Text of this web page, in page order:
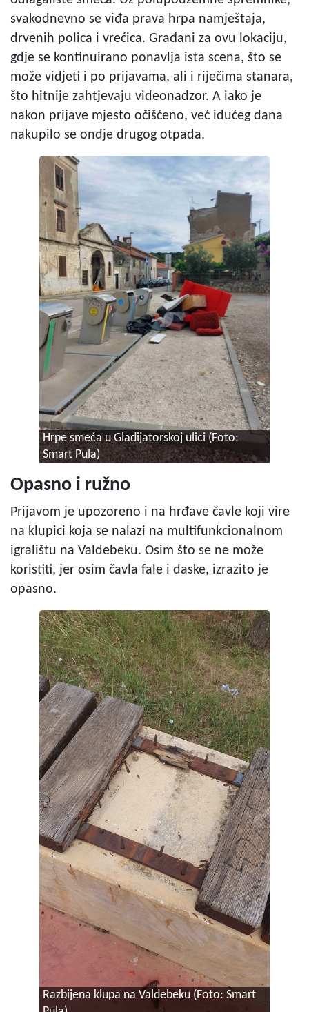
svakodnevno se viđa prava hrpa namještaja,
drvenih polica i vrećica. Građani za ovu lokaciju,
gdje se kontinuirano ponavlja ista scena, što se
može vidjeti i po prijavama, ali i riječima stanara,
što hitnije zahtjevaju videonadzor. A iako je
nakon prijave mjesto očišćeno, već idućeg dana
nakupilo se ondje drugog otpada.
Hrpe smeća u Gladijatorskoj ulici (Foto:
Smart Pula)
Opasno i ružno
Prijavom je upozoreno i na hrđave čavle koji vire
na klupici koja se nalazi na multifunkcionalnom
igralištu na Valdebeku. Osim što se ne može
koristiti, jer osim čavla fale i daske, izrazito je
opasno.
Razbijena klupa na Valdebeku (Foto: Smart